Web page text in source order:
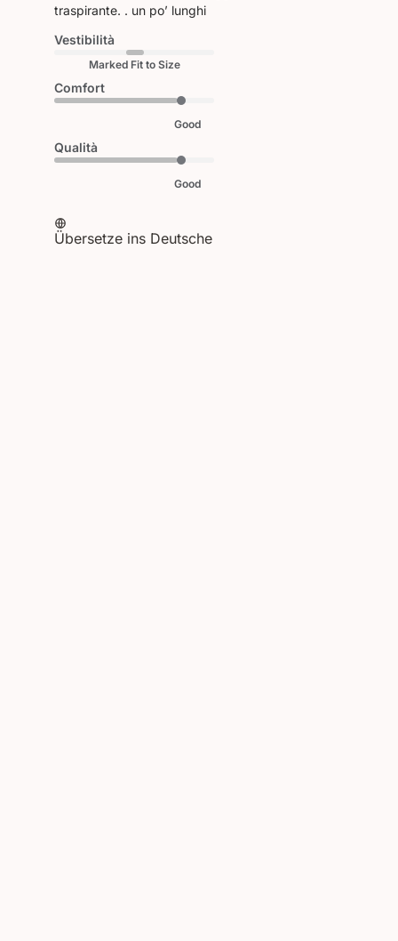
traspirante. . un po’ lunghi
Vestibilità
Marked Fit to Size
Comfort
Good
Qualità
Good
Übersetze ins Deutsche